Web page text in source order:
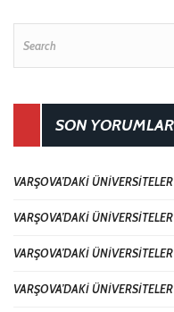
SON YORUMLAR
VARŞOVA’DAKİ ÜNİVERSİTELER
VARŞOVA’DAKİ ÜNİVERSİTELER
VARŞOVA’DAKİ ÜNİVERSİTELER
VARŞOVA’DAKİ ÜNİVERSİTELER